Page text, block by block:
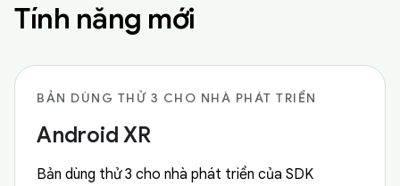
Tính năng mới
BẢN DÙNG THỬ 3 CHO NHÀ PHÁT TRIỂN
Android XR
Bản dùng thử 3 cho nhà phát triển của SDK